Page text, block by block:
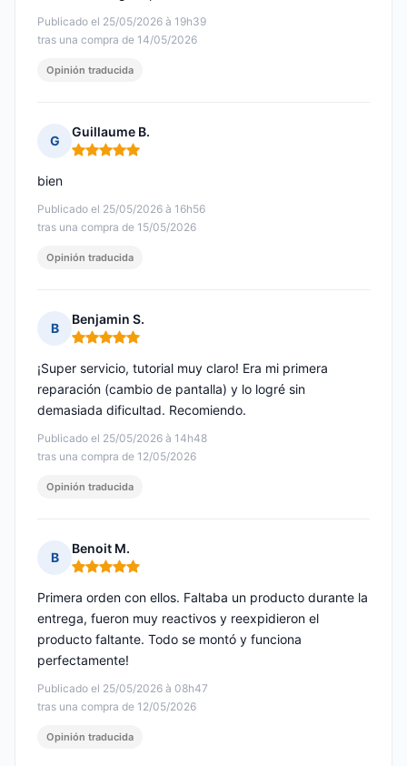
Publicado el 25/05/2026 à 19h39
tras una compra de 14/05/2026
Opinión traducida
G
Guillaume B.
Nota: 5 de 5
Publicado el 25/05/2026 à 16h56
tras una compra de 15/05/2026
bien
Opinión traducida
B
Benjamin S.
Nota: 5 de 5
Publicado el 25/05/2026 à 14h48
tras una compra de 12/05/2026
¡Super servicio, tutorial muy claro! Era mi primera
reparación (cambio de pantalla) y lo logré sin
demasiada dificultad. Recomiendo.
Opinión traducida
B
Benoit M.
Nota: 5 de 5
Publicado el 25/05/2026 à 08h47
tras una compra de 12/05/2026
Primera orden con ellos. Faltaba un producto durante la
entrega, fueron muy reactivos y reexpidieron el
producto faltante. Todo se montó y funciona
perfectamente!
Opinión traducida